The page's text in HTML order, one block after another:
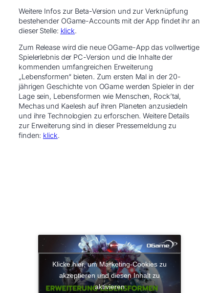
Weitere Infos zur Beta-Version und zur Verknüpfung
bestehender OGame-Accounts mit der App findet ihr an
dieser Stelle: klick.
Zum Release wird die neue OGame-App das vollwertige
Spielerlebnis der PC-Version und die Inhalte der
kommenden umfangreichen Erweiterung
„Lebensformen“ bieten. Zum ersten Mal in der 20-
jährigen Geschichte von OGame werden Spieler in der
Lage sein, Lebensformen wie Menschen, Rock’tal,
Mechas und Kaelesh auf ihren Planeten anzusiedeln
und ihre Technologien zu erforschen. Weitere Details
zur Erweiterung sind in dieser Pressemeldung zu
finden: klick.
Klicke hier, um Marketing-Cookies zu
akzeptieren und diesen Inhalt zu
aktivieren